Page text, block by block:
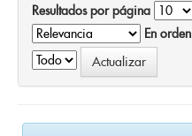
Resultados por página
En orden